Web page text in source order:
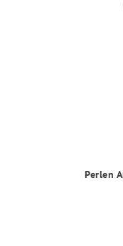
Perlen